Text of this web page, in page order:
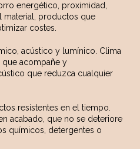
energético, proximidad,
material, productos que
costes.
acústico y lumínico. Clima
que acompañe y
que reduzca cualquier
resistentes en el tiempo.
acabado, que no se deteriore
químicos, detergentes o